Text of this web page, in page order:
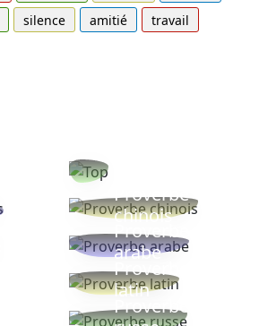
silence amitié
travail
Proverbe
chinois
Proverbe
arabe
Proverbe
latin
Proverbe